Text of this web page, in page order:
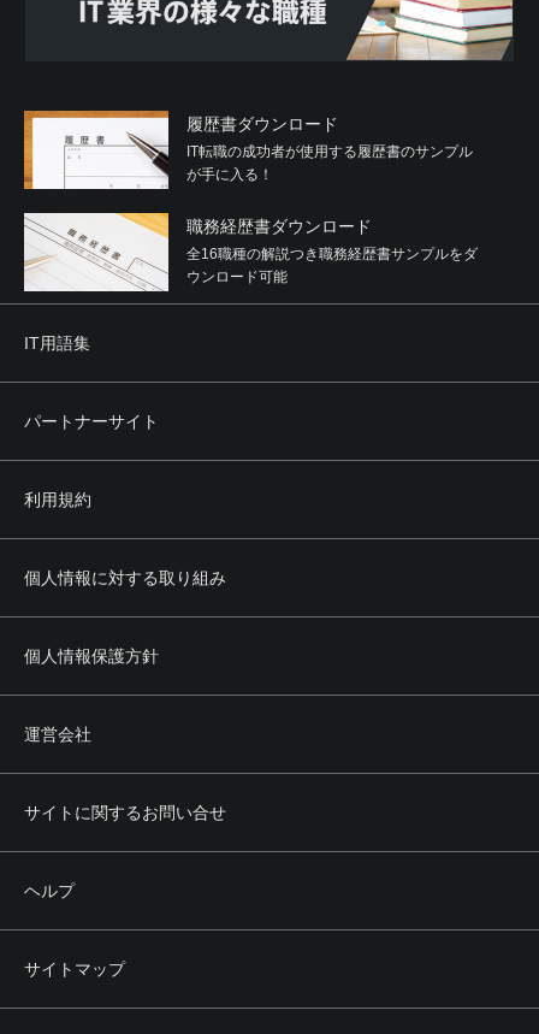
履歴書ダウンロード
IT転職の成功者が使用する履歴書のサンプル
が手に入る！
職務経歴書ダウンロード
全16職種の解説つき職務経歴書サンプルをダ
ウンロード可能
IT用語集
パートナーサイト
利用規約
個人情報に対する取り組み
個人情報保護方針
運営会社
サイトに関するお問い合せ
ヘルプ
サイトマップ